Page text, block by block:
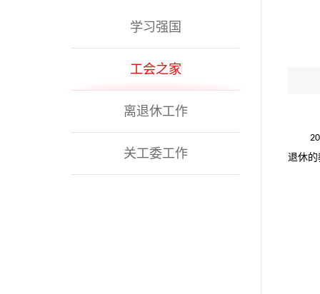
学习强国
工会之家
离退休工作
关工委工作
退休的